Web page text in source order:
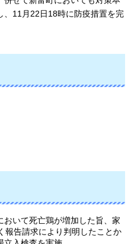
、11月22日18時に防疫措置を完
いて死亡鶏が増加した旨、家
報告請求により判明したことか